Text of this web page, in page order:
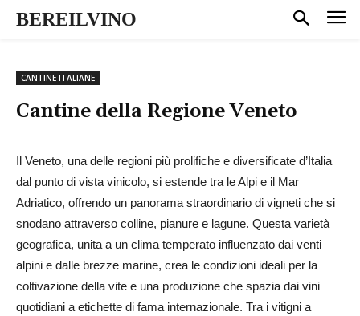
BEREILVINO
CANTINE ITALIANE
Cantine della RegioneVeneto
Il Veneto, una delle regioni più prolifiche e diversificate d’Italia
dal punto di vista vinicolo, si estende tra le Alpi e il Mar
Adriatico, offrendo un panorama straordinario di vigneti che si
snodano attraverso colline, pianure e lagune. Questa varietà
geografica, unita a un clima temperato influenzato dai venti
alpini e dalle brezze marine, crea le condizioni ideali per la
coltivazione della vite e una produzione che spazia dai vini
quotidiani a etichette di fama internazionale. Tra i vitigni a